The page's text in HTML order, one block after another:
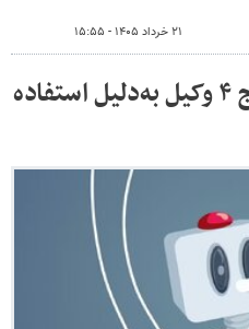
۲۱ خرداد ۱۴۰۵ - ۱۵:۵۵
جنجال در دادگاه / اخراج ۴ وکیل به‌دلیل استفاده